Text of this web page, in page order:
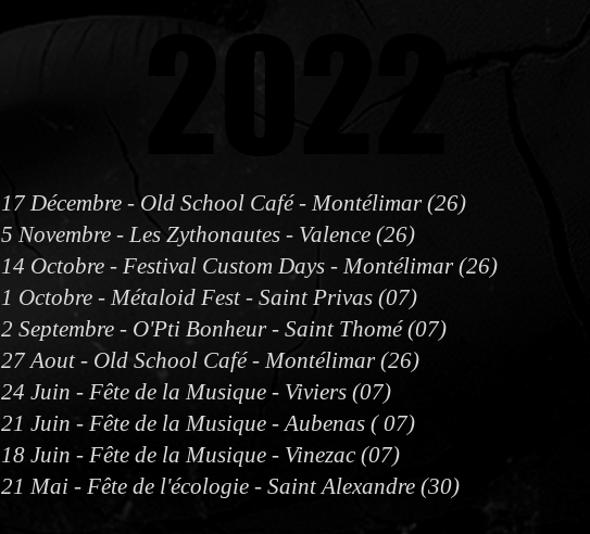
2022
2022
17 Décembre - Old School Café - Montélimar (26)
5 Novembre - Les Zythonautes - Valence (26)
14 Octobre - Festival Custom Days - Montélimar (26)
1 Octobre - Métaloid Fest - Saint Privas (07)
2 Septembre - O'Pti Bonheur - Saint Thomé (07)
27 Aout - Old School Café - Montélimar (26)
24 Juin - Fête de la Musique - Viviers (07)
21 Juin - Fête de la Musique - Aubenas ( 07)
18 Juin - Fête de la Musique - Vinezac (07)
21 Mai - Fête de l'écologie - Saint Alexandre (30)